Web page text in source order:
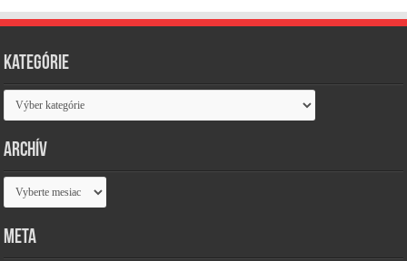
Kategórie
Kategórie
Archív
Archív
Meta